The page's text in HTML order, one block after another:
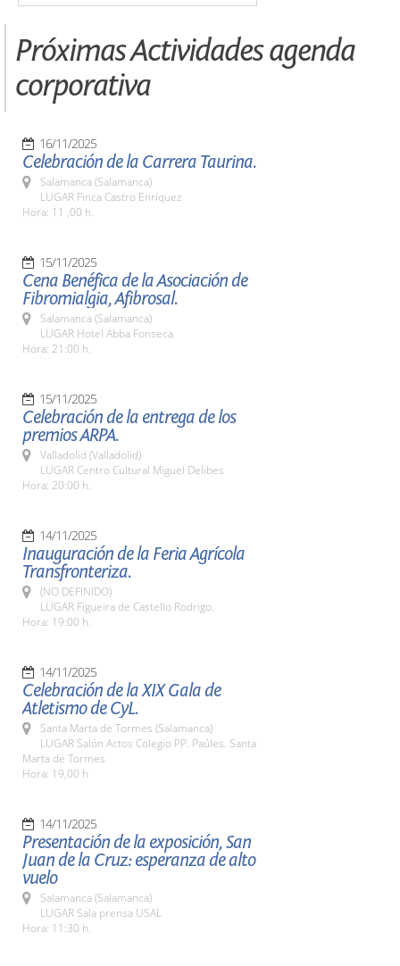
Próximas Actividades agenda
corporativa
16/11/2025
Celebración de la Carrera Taurina.
Salamanca (Salamanca)
LUGAR Finca Castro Enríquez
Hora: 11 ,00 h.
15/11/2025
Cena Benéfica de la Asociación de
Fibromialgia, Afibrosal.
Salamanca (Salamanca)
LUGAR Hotel Abba Fonseca
Hora: 21:00 h.
15/11/2025
Celebración de la entrega de los
premios ARPA.
Valladolid (Valladolid)
LUGAR Centro Cultural Miguel Delibes
Hora: 20:00 h.
14/11/2025
Inauguración de la Feria Agrícola
Transfronteriza.
(NO DEFINIDO)
LUGAR Figueira de Castello Rodrigo.
Hora: 19:00 h.
14/11/2025
Celebración de la XIX Gala de
Atletismo de CyL.
Santa Marta de Tormes (Salamanca)
LUGAR Salón Actos Colegio PP. Paúles. Santa
Marta de Tormes
Hora: 19,00 h
14/11/2025
Presentación de la exposición, San
Juan de la Cruz: esperanza de alto
vuelo
Salamanca (Salamanca)
LUGAR Sala prensa USAL
Hora: 11:30 h.